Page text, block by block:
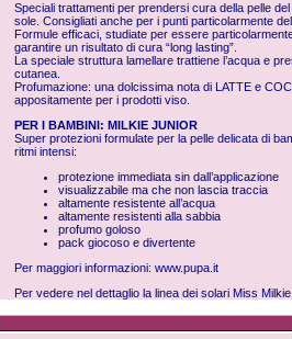
Speciali trattamenti per prendersi cura della pelle
sole. Consigliati anche per i punti particolarmente
Formule efficaci, studiate per essere
garantire un risultato di cura “long lasting”.
La speciale struttura lamellare trattiene l’acqua e
cutanea.
Profumazione: una dolcissima nota di LATTE e
appositamente per i prodotti viso.
PER I BAMBINI: MILKIE JUNIOR
Super protezioni formulate per la pelle delicata di
ritmi intensi:
protezione immediata sin dall’applicazione
visualizzabile ma che non lascia traccia
altamente resistente all’acqua
altamente resistenti alla sabbia
profumo goloso
pack giocoso e divertente
Per maggiori informazioni: www.pupa.it
Per vedere nel dettaglio la linea dei solari Miss